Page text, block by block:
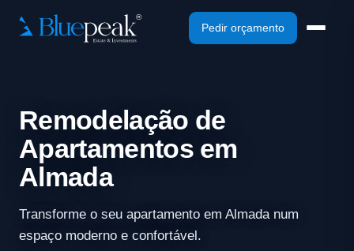
Pedir orçamento
Remodelação de
Apartamentos em
Almada
Transforme o seu apartamento em Almada num
espaço moderno e confortável.